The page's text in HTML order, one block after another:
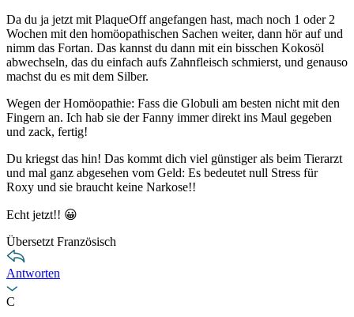
Da du ja jetzt mit PlaqueOff angefangen hast, mach noch 1 oder 2
Wochen mit den homöopathischen Sachen weiter, dann hör auf und
nimm das Fortan. Das kannst du dann mit ein bisschen Kokosöl
abwechseln, das du einfach aufs Zahnfleisch schmierst, und genauso
machst du es mit dem Silber.
Wegen der Homöopathie: Fass die Globuli am besten nicht mit den
Fingern an. Ich hab sie der Fanny immer direkt ins Maul gegeben
und zack, fertig!
Du kriegst das hin! Das kommt dich viel günstiger als beim Tierarzt
und mal ganz abgesehen vom Geld: Es bedeutet null Stress für
Roxy und sie braucht keine Narkose!!
Echt jetzt!! 😀
Übersetzt Französisch
Antworten
C